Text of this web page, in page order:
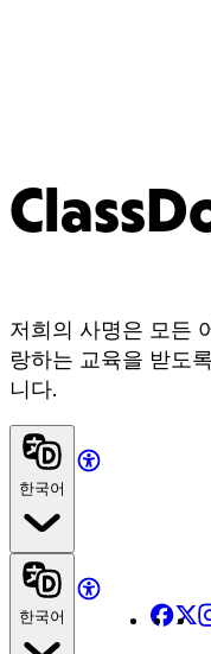
저희의 사명은 모든
랑하는 교육을 받도
니다.
한국어
한국어 X